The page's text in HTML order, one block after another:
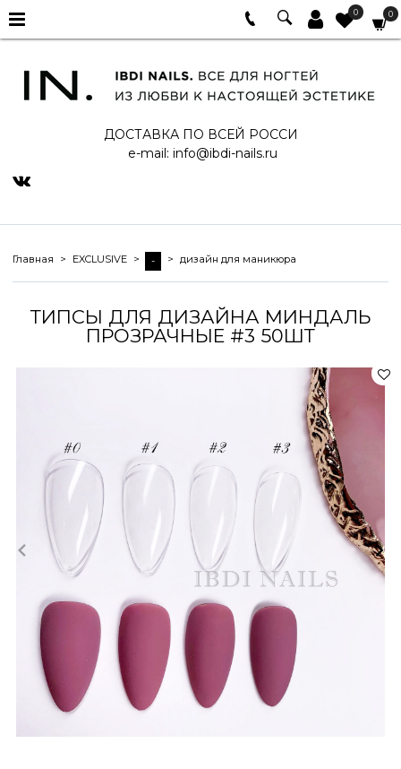
0 0
ДОСТАВКА ПО ВСЕЙ РОССИ
e-mail: info@ibdi-nails.ru
Главная EXCLUSIVE - дизайн для маникюра
ТИПСЫ ДЛЯ ДИЗАЙНА МИНДАЛЬ
ПРОЗРАЧНЫЕ #3 50ШТ